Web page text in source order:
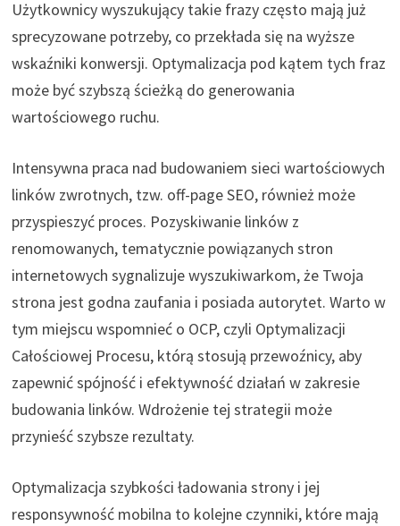
Użytkownicy wyszukujący takie frazy często mają już
sprecyzowane potrzeby, co przekłada się na wyższe
wskaźniki konwersji. Optymalizacja pod kątem tych fraz
może być szybszą ścieżką do generowania
wartościowego ruchu.
Intensywna praca nad budowaniem sieci wartościowych
linków zwrotnych, tzw. off-page SEO, również może
przyspieszyć proces. Pozyskiwanie linków z
renomowanych, tematycznie powiązanych stron
internetowych sygnalizuje wyszukiwarkom, że Twoja
strona jest godna zaufania i posiada autorytet. Warto w
tym miejscu wspomnieć o OCP, czyli Optymalizacji
Całościowej Procesu, którą stosują przewoźnicy, aby
zapewnić spójność i efektywność działań w zakresie
budowania linków. Wdrożenie tej strategii może
przynieść szybsze rezultaty.
Optymalizacja szybkości ładowania strony i jej
responsywność mobilna to kolejne czynniki, które mają